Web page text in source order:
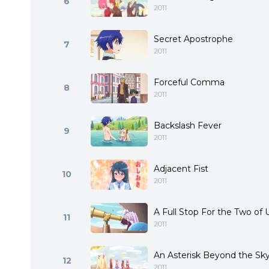
2011
7 Secret Apostrophe
2011
8 Forceful Comma
2011
9 Backslash Fever
2011
10 Adjacent Fist
2011
11 A Full Stop For the Two of
2011
12 An Asterisk Beyond the
2011